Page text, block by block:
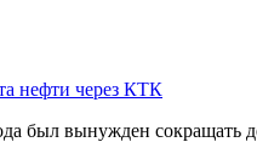
нефти через КТК
был вынужден